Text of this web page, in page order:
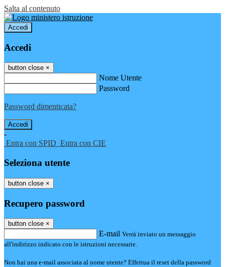
Salta al contenuto
Accedi
Accedi
button close ×
Nome Utente
Password
Password dimenticata?
-
Entra con SPID Entra con CIE
Seleziona utente
button close ×
Recupero password
button close ×
E-mail Verrà inviato un messaggio
all'indirizzo indicato con le istruzioni necessarie.
Non hai una e-mail associata al nome utente? Effettua il reset della password